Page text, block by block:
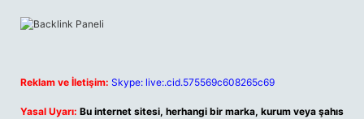
Reklam ve İletişim: Skype: live:.cid.575569c608265c69
Yasal Uyarı: Bu internet sitesi, herhangi bir marka, kurum veya şahıs